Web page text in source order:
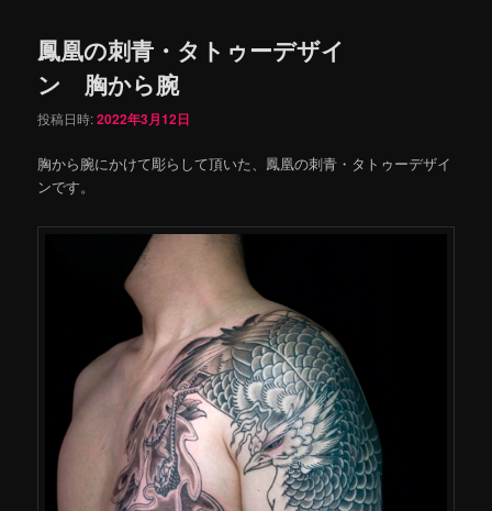
鳳凰の刺青・タトゥーデザイ
ン 胸から腕
投稿日時:2022年3月12日
胸から腕にかけて彫らして頂いた、鳳凰の刺青・タトゥーデザイ
ンです。